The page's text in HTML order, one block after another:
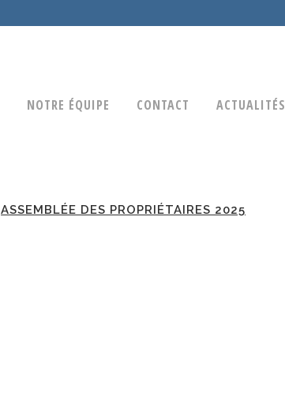
NOTRE ÉQUIPE CONTACT ACTUALITÉS
ASSEMBLÉE DES PROPRIÉTAIRES 2025